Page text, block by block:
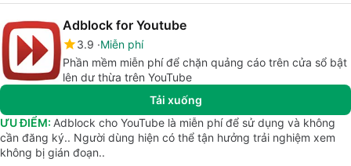
Adblock for Youtube
3.9 Miễn phí
Phần mềm miễn phí để chặn quảng cáo trên cửa sổ bật
lên dư thừa trên YouTube
Tải xuống
ƯU ĐIỂM: Adblock cho YouTube là miễn phí để sử dụng và không
cần đăng ký.. Người dùng hiện có thể tận hưởng trải nghiệm xem
không bị gián đoạn..